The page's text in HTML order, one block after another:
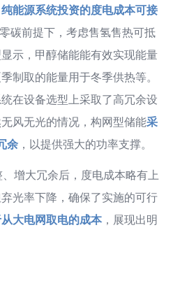
纯能源系统投资的度电成本可接
零碳前提下，考虑售氢售热可抵
示，甲醇储能能有效实现能量
制取的能量用于冬季供热等。
在设备选型上采取了高冗余设
风无光的情况，构网型储能采
余 ，以提供强大的功率支撑。
增大冗余后，度电成本略有上
弃光率下降，确保了实施的可行
大电网取电的成本，展现出明